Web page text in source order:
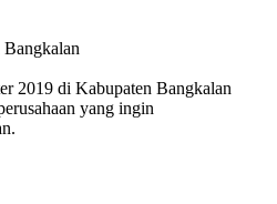
2019 di Kabupaten Bangkalan
yang ingin